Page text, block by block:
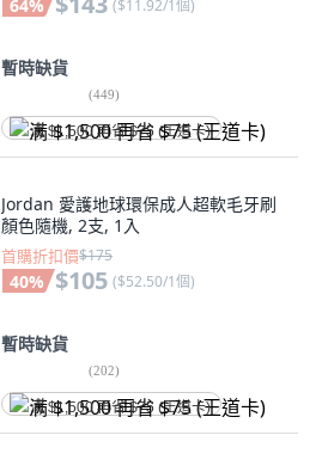
64% ($11.92/1個)
暫時缺貨
(449)
满 $1,500 再省 $75 (王道卡)
Jordan 愛護地球環保成人超軟毛牙刷
顏色隨機, 2支, 1入
首購折扣價$175
40% $105 ($52.50/1個)
暫時缺貨
(202)
满 $1,500 再省 $75 (王道卡)